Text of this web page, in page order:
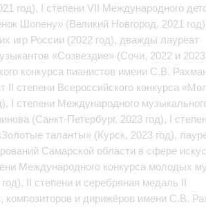
год), I степени VII Международного
Шопену» (Великий Новгород, 2021
игр России (2022 год), дважды лауреат
«Созвездие» (Сочи, 2022 и
конкурса пианистов имени С.В.
II степени Всероссийского конкурса
I степени Международного
(Санкт-Петербург, 2023 год), I
таланты» (Курск, 2023 год),
Самарской области в сфере
Международного конкурса молодых
II степени и серебряная медаль II
композиторов и дирижёров имени С.В.